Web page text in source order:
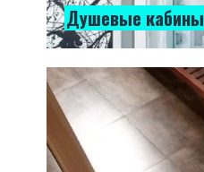
Душевые кабины